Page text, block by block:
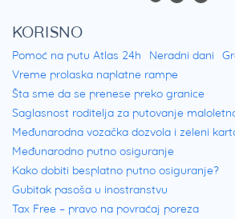
KORISNO
Pomoć na putu Atlas 24h Neradni dani
Vreme prolaska naplatne rampe
Šta sme da se prenese preko granice
Saglasnost roditelja za putovanje
Međunarodna vozačka dozvola i zeleni
Međunarodno putno osiguranje
Kako dobiti besplatno putno osiguranje?
Gubitak pasoša u inostranstvu
Tax Free – pravo na povraćaj poreza